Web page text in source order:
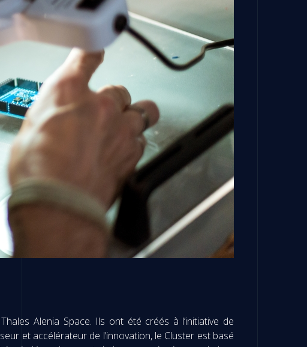
Alenia Space. Ils ont été créés à l’initiative de
et accélérateur de l’innovation, le Cluster est basé